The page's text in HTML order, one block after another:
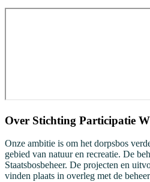
Over Stichting Participatie
Onze ambitie is om het dorpsbos
gebied van natuur en recreatie. De
Staatsbosbeheer. De projecten en
vinden plaats in overleg met de